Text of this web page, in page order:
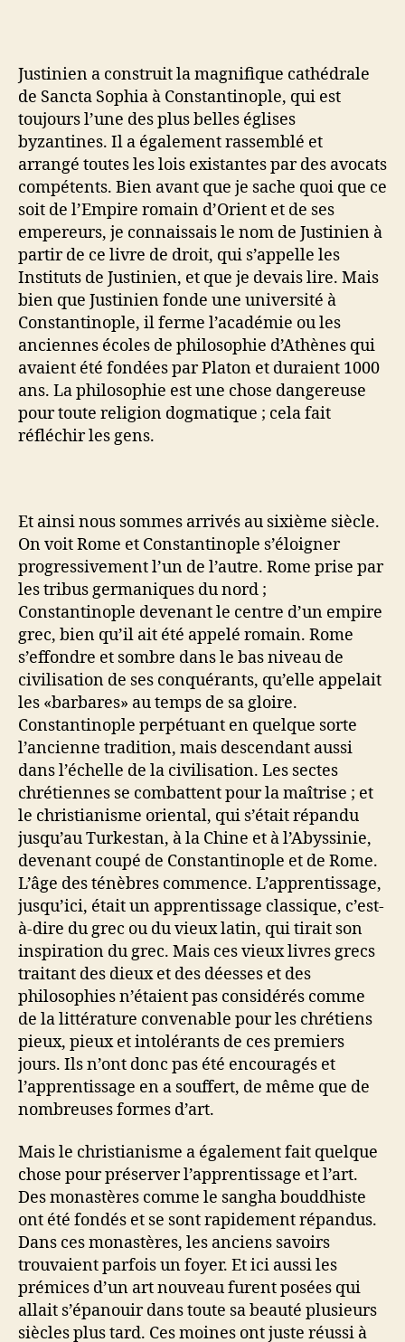
Justinien a construit la magnifique cathédrale
de Sancta Sophia à Constantinople, qui est
toujours l’une des plus belles églises
byzantines. Il a également rassemblé et
arrangé toutes les lois existantes par des avocats
compétents. Bien avant que je sache quoi que ce
soit de l’Empire romain d’Orient et de ses
empereurs, je connaissais le nom de Justinien à
partir de ce livre de droit, qui s’appelle les
Instituts de Justinien, et que je devais lire. Mais
bien que Justinien fonde une université à
Constantinople, il ferme l’académie ou les
anciennes écoles de philosophie d’Athènes qui
avaient été fondées par Platon et duraient 1000
ans. La philosophie est une chose dangereuse
pour toute religion dogmatique ; cela fait
réfléchir les gens.
Et ainsi nous sommes arrivés au sixième siècle.
On voit Rome et Constantinople s’éloigner
progressivement l’un de l’autre. Rome prise par
les tribus germaniques du nord ;
Constantinople devenant le centre d’un empire
grec, bien qu’il ait été appelé romain. Rome
s’effondre et sombre dans le bas niveau de
civilisation de ses conquérants, qu’elle appelait
les «barbares» au temps de sa gloire.
Constantinople perpétuant en quelque sorte
l’ancienne tradition, mais descendant aussi
dans l’échelle de la civilisation. Les sectes
chrétiennes se combattent pour la maîtrise ; et
le christianisme oriental, qui s’était répandu
jusqu’au Turkestan, à la Chine et à l’Abyssinie,
devenant coupé de Constantinople et de Rome.
L’âge des ténèbres commence. L’apprentissage,
jusqu’ici, était un apprentissage classique, c’est-
à-dire du grec ou du vieux latin, qui tirait son
inspiration du grec. Mais ces vieux livres grecs
traitant des dieux et des déesses et des
philosophies n’étaient pas considérés comme
de la littérature convenable pour les chrétiens
pieux, pieux et intolérants de ces premiers
jours. Ils n’ont donc pas été encouragés et
l’apprentissage en a souffert, de même que de
nombreuses formes d’art.
Mais le christianisme a également fait quelque
chose pour préserver l’apprentissage et l’art.
Des monastères comme le sangha bouddhiste
ont été fondés et se sont rapidement répandus.
Dans ces monastères, les anciens savoirs
trouvaient parfois un foyer. Et ici aussi les
prémices d’un art nouveau furent posées qui
allait s’épanouir dans toute sa beauté plusieurs
siècles plus tard. Ces moines ont juste réussi à